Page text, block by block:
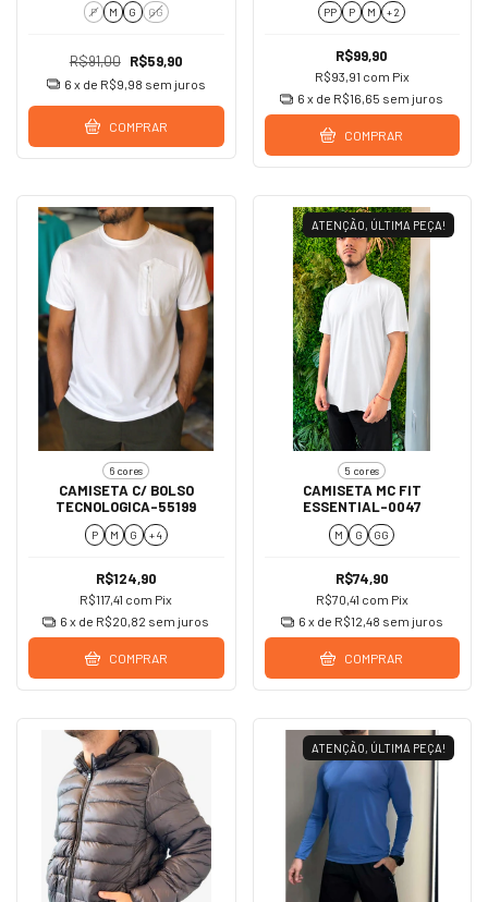
P M G GG
R$91,00 R$59,90
6 x de R$9,98 sem juros
COMPRAR
PP P M + 2
R$99,90
R$93,91 com Pix
6 x de R$16,65 sem juros
COMPRAR
6 cores
CAMISETA C/ BOLSO
TECNOLOGICA-55199
P M G + 4
R$124,90
R$117,41 com Pix
6 x de R$20,82 sem juros
COMPRAR
ATENÇÃO, ÚLTIMA PEÇA!
5 cores
CAMISETA MC FIT
ESSENTIAL-0047
M G GG
R$74,90
R$70,41 com Pix
6 x de R$12,48 sem juros
COMPRAR
ATENÇÃO, ÚLTIMA PEÇA!